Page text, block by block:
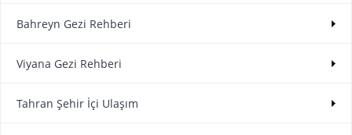
Bahreyn Gezi Rehberi
Viyana Gezi Rehberi
Tahran Şehir İçi Ulaşım